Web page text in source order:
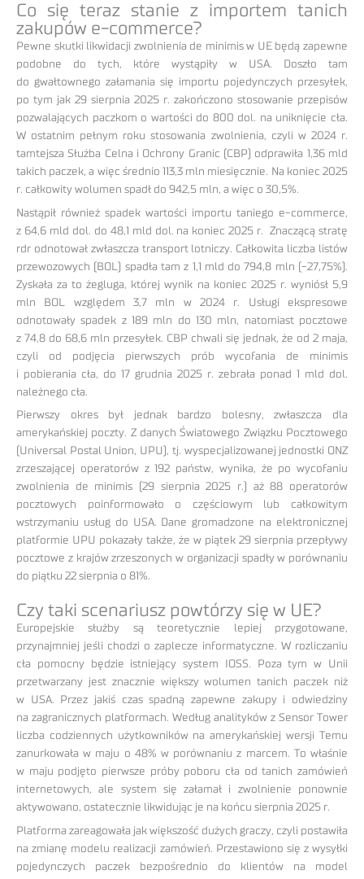
Co się teraz stanie z importem tanich
zakupów e-commerce?
Pewne skutki likwidacji zwolnienia de minimis w UE będą zapewne
podobne do tych, które wystąpiły w USA. Doszło tam
do gwałtownego załamania się importu pojedynczych przesyłek,
po tym jak 29 sierpnia 2025 r. zakończono stosowanie przepisów
pozwalających paczkom o wartości do 800 dol. na uniknięcie cła.
W ostatnim pełnym roku stosowania zwolnienia, czyli w 2024 r.
tamtejsza Służba Celna i Ochrony Granic (CBP) odprawiła 1,36 mld
takich paczek, a więc średnio 113,3 mln miesięcznie. Na koniec 2025
r. całkowity wolumen spadł do 942,5 mln, a więc o 30,5%.
Nastąpił również spadek wartości importu taniego e-commerce,
z 64,6 mld dol. do 48,1 mld dol. na koniec 2025 r. Znaczącą stratę
rdr odnotował zwłaszcza transport lotniczy. Całkowita liczba listów
przewozowych (BOL) spadła tam z 1,1 mld do 794,8 mln (-27,75%).
Zyskała za to żegluga, której wynik na koniec 2025 r. wyniósł 5,9
mln BOL względem 3,7 mln w 2024 r. Usługi ekspresowe
odnotowały spadek z 189 mln do 130 mln, natomiast pocztowe
z 74,8 do 68,6 mln przesyłek. CBP chwali się jednak, że od 2 maja,
czyli od podjęcia pierwszych prób wycofania de minimis
i pobierania cła, do 17 grudnia 2025 r. zebrała ponad 1 mld dol.
należnego cła.
Pierwszy okres był jednak bardzo bolesny, zwłaszcza dla
amerykańskiej poczty. Z danych Światowego Związku Pocztowego
(Universal Postal Union, UPU), tj. wyspecjalizowanej jednostki ONZ
zrzeszającej operatorów z 192 państw, wynika, że po wycofaniu
zwolnienia de minimis (29 sierpnia 2025 r.) aż 88 operatorów
pocztowych poinformowało o częściowym lub całkowitym
wstrzymaniu usług do USA. Dane gromadzone na elektronicznej
platformie UPU pokazały także, że w piątek 29 sierpnia przepływy
pocztowe z krajów zrzeszonych w organizacji spadły w porównaniu
do piątku 22 sierpnia o 81%.
Czy taki scenariusz powtórzy się w UE?
Europejskie służby są teoretycznie lepiej przygotowane,
przynajmniej jeśli chodzi o zaplecze informatyczne. W rozliczaniu
cła pomocny będzie istniejący system IOSS. Poza tym w Unii
przetwarzany jest znacznie większy wolumen tanich paczek niż
w USA. Przez jakiś czas spadną zapewne zakupy i odwiedziny
na zagranicznych platformach. Według analityków z Sensor Tower
liczba codziennych użytkowników na amerykańskiej wersji Temu
zanurkowała w maju o 48% w porównaniu z marcem. To właśnie
w maju podjęto pierwsze próby poboru cła od tanich zamówień
internetowych, ale system się załamał i zwolnienie ponownie
aktywowano, ostatecznie likwidując je na końcu sierpnia 2025 r.
Platforma zareagowała jak większość dużych graczy, czyli postawiła
na zmianę modelu realizacji zamówień. Przestawiono się z wysyłki
pojedynczych paczek bezpośrednio do klientów na model